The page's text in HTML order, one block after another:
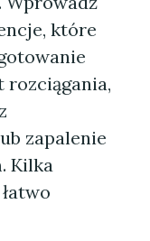
które
rozciągania,
zapalenie
Kilka